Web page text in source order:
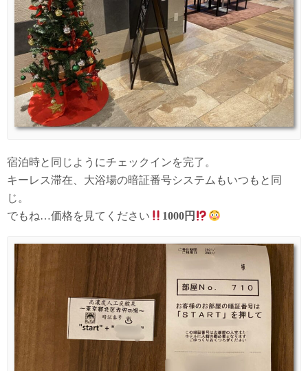
宿泊時と同じようにチェックインを完了。
キーレス滞在、大浴場の暗証番号システムもいつもと同
じ。
でもね…価格を見てください
1000円